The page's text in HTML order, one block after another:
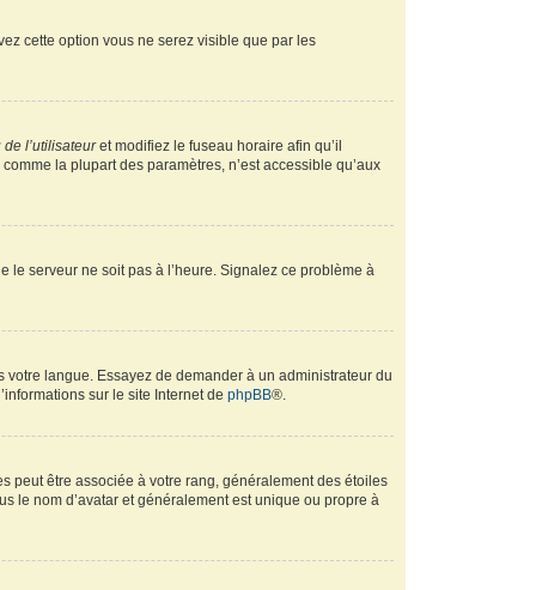
cette option vous ne serez visible que par les
l’utilisateuret modifiez le fuseau horaire afin qu’il
la plupart des paramètres, n’est accessible qu’aux
le serveur ne soit pas à l’heure. Signalez ce problème à
langue. Essayez de demander à un administrateur du
sur le site Internet dephpBB®.
peut être associée à votre rang, généralement des étoiles
le nom d’avatar et généralement est unique ou propre à